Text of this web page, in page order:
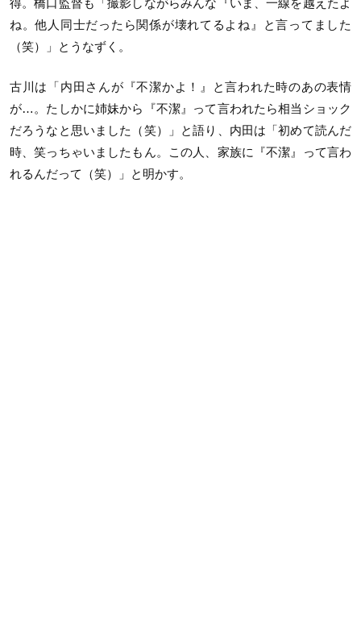
得。橋口監督も「撮影しながらみんな『いま、一線を越えたよ
ね。他人同士だったら関係が壊れてるよね』と言ってました
（笑）」とうなずく。
古川は「内田さんが『不潔かよ！』と言われた時のあの表情
が…。たしかに姉妹から『不潔』って言われたら相当ショック
だろうなと思いました（笑）」と語り、内田は「初めて読んだ
時、笑っちゃいましたもん。この人、家族に『不潔』って言わ
れるんだって（笑）」と明かす。